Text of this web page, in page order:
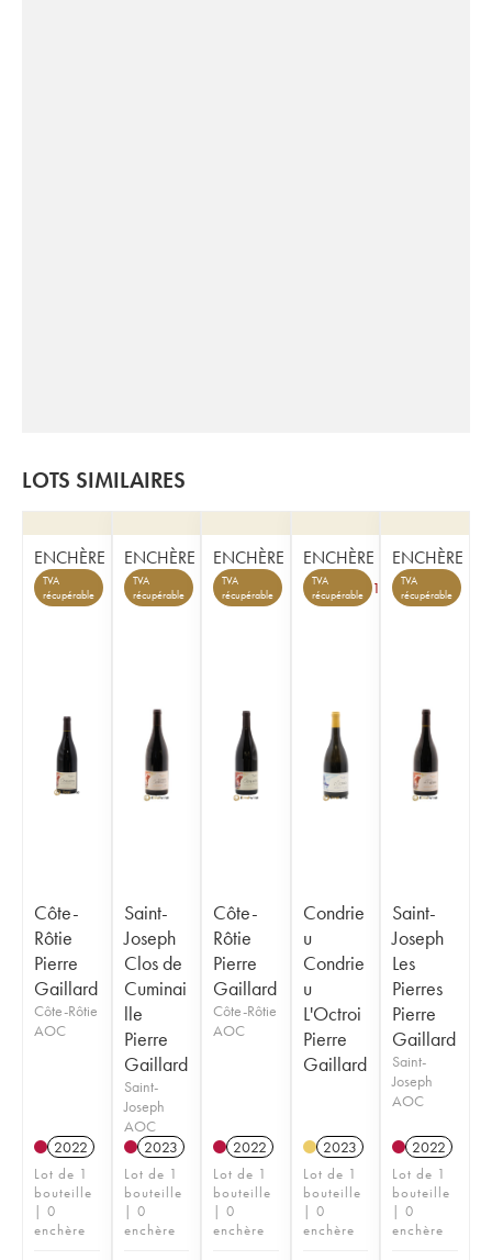
LOTS SIMILAIRES
ENCHÈRE
TVA
récupérable
Côte-
Rôtie
Pierre
Gaillard
Côte-Rôtie
AOC
2022
Lot de 1
bouteille
| 0
enchère
ENCHÈRE
TVA
récupérable
Saint-
Joseph
Clos de
Cuminai
lle
Pierre
Gaillard
Saint-
Joseph
AOC
2023
Lot de 1
bouteille
| 0
enchère
ENCHÈRE
TVA
récupérable
Côte-
Rôtie
Pierre
Gaillard
Côte-Rôtie
AOC
2022
Lot de 1
bouteille
| 0
enchère
ENCHÈRE
TVA
récupérable
1
Condrie
u
Condrie
u
L'Octroi
Pierre
Gaillard
2023
Lot de 1
bouteille
| 0
enchère
ENCHÈRE
TVA
récupérable
Saint-
Joseph
Les
Pierres
Pierre
Gaillard
Saint-
Joseph
AOC
2022
Lot de 1
bouteille
| 0
enchère